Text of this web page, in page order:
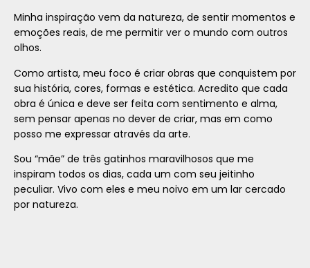
Minha inspiração vem da natureza, de sentir momentos e
emoções reais, de me permitir ver o mundo com outros
olhos.
Como artista, meu foco é criar obras que conquistem por
sua história, cores, formas e estética. Acredito que cada
obra é única e deve ser feita com sentimento e alma,
sem pensar apenas no dever de criar, mas em como
posso me expressar através da arte.
Sou “mãe” de três gatinhos maravilhosos que me
inspiram todos os dias, cada um com seu jeitinho
peculiar. Vivo com eles e meu noivo em um lar cercado
por natureza.